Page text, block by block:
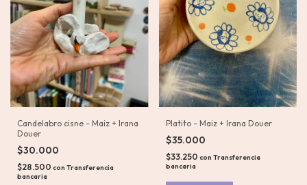
Candelabro cisne - Maiz + Irana
Douer
$30.000
$28.500 con Transferencia
bancaria
Platito - Maiz + Irana Douer
$35.000
$33.250 con Transferencia
bancaria